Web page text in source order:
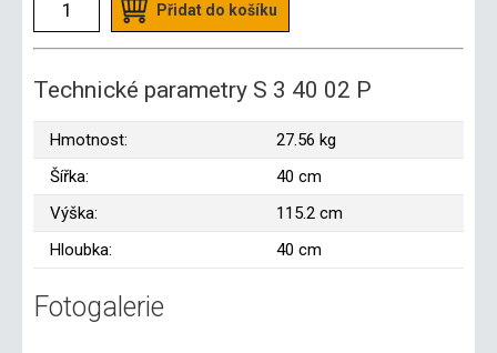
Přidat do košíku
Technické parametry S 3 40 02 P
Hmotnost:
27.56 kg
Šířka:
40 cm
Výška:
115.2 cm
Hloubka:
40 cm
Fotogalerie